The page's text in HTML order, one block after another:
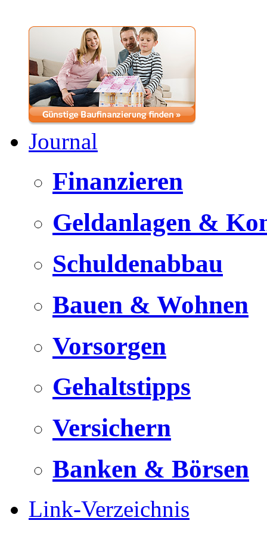
Journal
Finanzieren
Geldanlagen &
Schuldenabbau
Bauen & Wohnen
Vorsorgen
Gehaltstipps
Versichern
Banken & Börsen
Link-Verzeichnis